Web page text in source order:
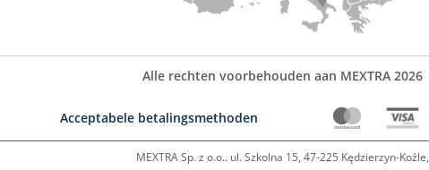
Alle rechten voorbehouden aan MEXTRA 2026
Acceptabele betalingsmethoden
MEXTRA Sp. z o.o.. ul. Szkolna 15, 47-225 Kędzierzyn-Koźle,